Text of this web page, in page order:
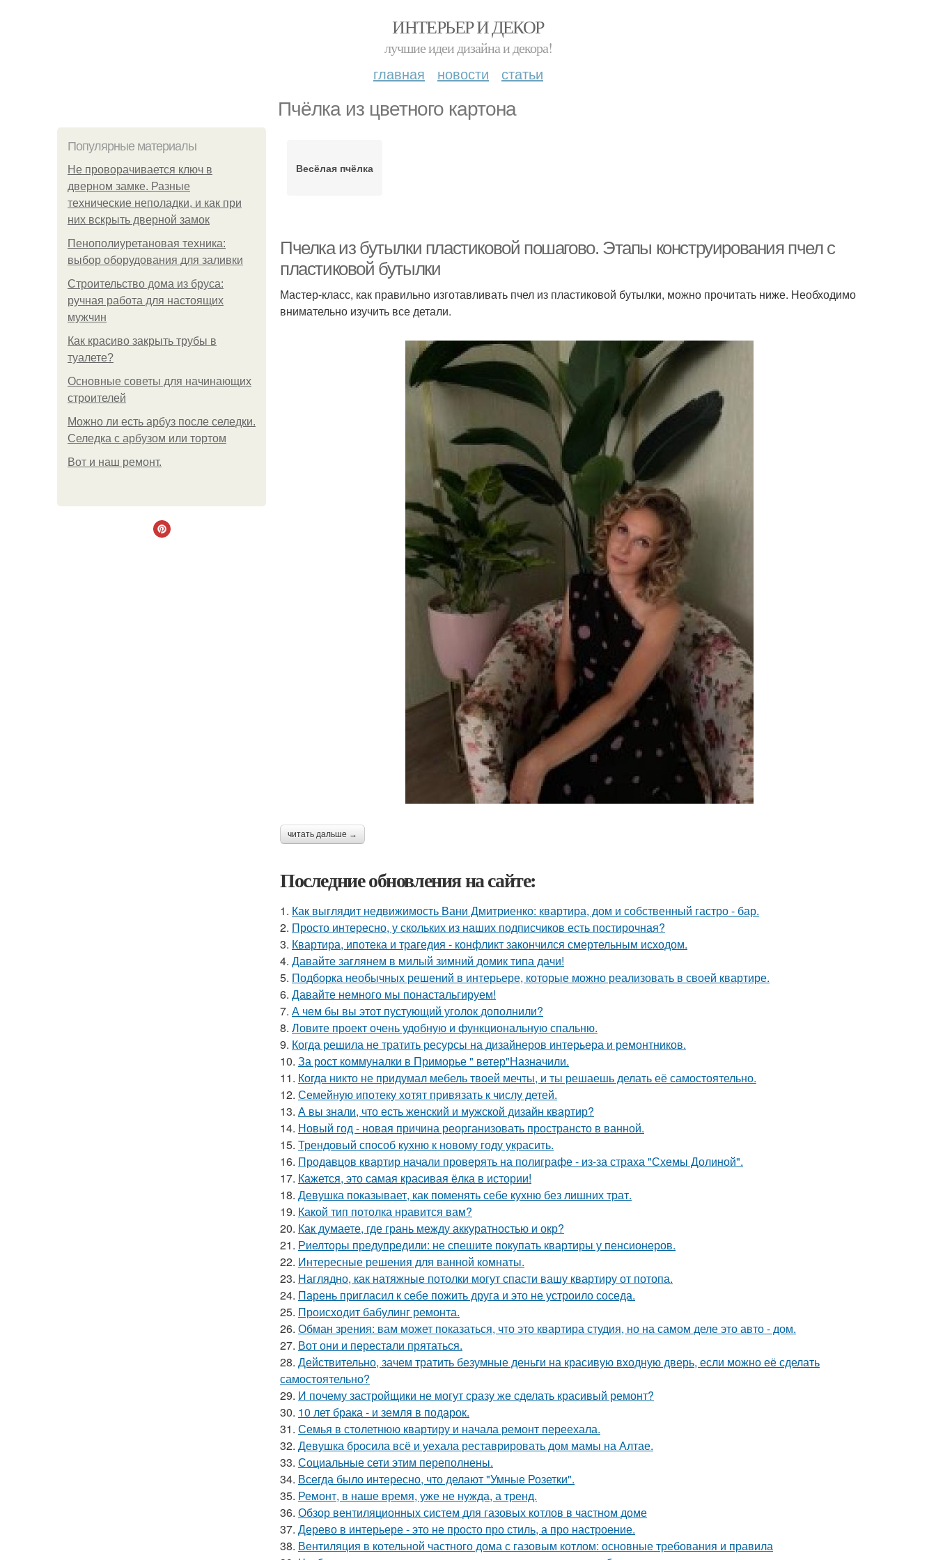
ИНТЕРЬЕР И ДЕКОР
лучшие идеи дизайна и декора!
главная новости статьи
Пчёлка из цветного картона
Популярные материалы
Не проворачивается ключ в
дверном замке. Разные
технические неполадки, и как при
них вскрыть дверной замок
Пенополиуретановая техника:
выбор оборудования для заливки
Строительство дома из бруса:
ручная работа для настоящих
мужчин
Как красиво закрыть трубы в
туалете?
Основные советы для начинающих
строителей
Можно ли есть арбуз после селедки.
Селедка с арбузом или тортом
Boт и наш ремoнт.
Весёлая пчёлка
Пчелка из бутылки пластиковой пошагово. Этапы конструирования пчел с
пластиковой бутылки
Мастер-класс, как правильно изготавливать пчел из пластиковой бутылки, можно прочитать ниже. Необходимо
внимательно изучить все детали.
читать дальше →
Последние обновления на сайте:
1. Как выглядит недвижимость Вани Дмитриенко: квартира, дом и собственный гастро - бар.
2. Просто интересно, у скольких из наших подписчиков есть постирочная?
3. Квартира, ипотека и трагедия - конфликт закончился смертельным исходом.
4. Давайте заглянем в милый зимний домик типа дачи!
5. Подборка необычных решений в интерьере, которые можно реализовать в своей квартире.
6. Давайте немного мы понастальгируем!
7. А чем бы вы этот пустующий уголок дополнили?
8. Ловите проект очень удобную и функциональную спальню.
9. Когда решила не тратить ресурсы на дизайнеров интерьера и ремонтников.
10. За рост коммуналки в Приморье " ветер"Назначили.
11. Когда никто не придумал мебель твоей мечты, и ты решаешь делать её самостоятельно.
12. Семейную ипотеку хотят привязать к числу детей.
13. А вы знали, что есть женский и мужской дизайн квартир?
14. Новый год - новая причина реорганизовать пространсто в ванной.
15. Трендовый способ кухню к новому году украсить.
16. Продавцов квартир начали проверять на полиграфе - из-за страха "Схемы Долиной".
17. Кажется, это самая красивая ёлка в истории!
18. Девушка показывает, как поменять себе кухню без лишних трат.
19. Какой тип потолка нравится вам?
20. Как думаете, где грань между аккуратностью и окр?
21. Риелторы предупредили: не спешите покупать квартиры у пенсионеров.
22. Интересные решения для ванной комнаты.
23. Наглядно, как натяжные потолки могут спасти вашу квартиру от потопа.
24. Парень пригласил к себе пожить друга и это не устроило соседа.
25. Происходит бабулинг ремонта.
26. Обман зрения: вам может показаться, что это квартира студия, но на самом деле это авто - дом.
27. Вот они и перестали прятаться.
28. Действительно, зачем тратить безумные деньги на красивую входную дверь, если можно её сделать
самостоятельно?
29. И почему застройщики не могут сразу же сделать красивый ремонт?
30. 10 лет брака - и земля в подарок.
31. Семья в столетнюю квартиру и начала ремонт переехала.
32. Девушка бросила всё и уехала реставрировать дом мамы на Алтае.
33. Социальные сети этим переполнены.
34. Всегда было интересно, что делают "Умные Розетки".
35. Ремонт, в наше время, уже не нужда, а тренд.
36. Обзор вентиляционных систем для газовых котлов в частном доме
37. Дерево в интерьере - это не просто про стиль, а про настроение.
38. Вентиляция в котельной частного дома с газовым котлом: основные требования и правила